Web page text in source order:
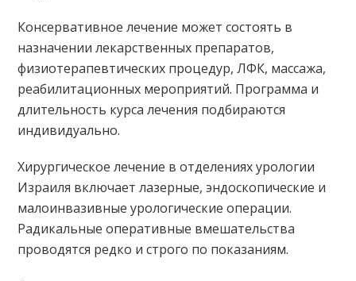
Консервативное лечение может состоять в
назначении лекарственных препаратов,
физиотерапевтических процедур, ЛФК, массажа,
реабилитационных мероприятий. Программа и
длительность курса лечения подбираются
индивидуально.
Хирургическое лечение в отделениях урологии
Израиля включает лазерные, эндоскопические и
малоинвазивные урологические операции.
Радикальные оперативные вмешательства
проводятся редко и строго по показаниям.